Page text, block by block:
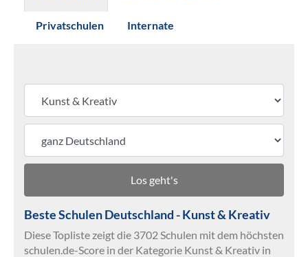
Privatschulen Internate
Los geht's
Beste Schulen Deutschland - Kunst & Kreativ
Diese Topliste zeigt die 3702 Schulen mit dem höchsten
schulen.de-Score in der Kategorie Kunst & Kreativ in